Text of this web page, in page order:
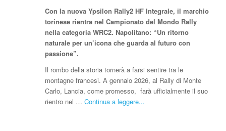
Con la nuova Ypsilon Rally2 HF Integrale, il marchio
torinese rientra nel Campionato del Mondo Rally
nella categoria WRC2. Napolitano: “Un ritorno
naturale per un’icona che guarda al futuro con
passione”.
Il rombo della storia tornerà a farsi sentire tra le
montagne francesi. A gennaio 2026, al Rally di Monte
Carlo, Lancia, come promesso, farà ufficialmente il suo
rientro nel … Continua a leggere...